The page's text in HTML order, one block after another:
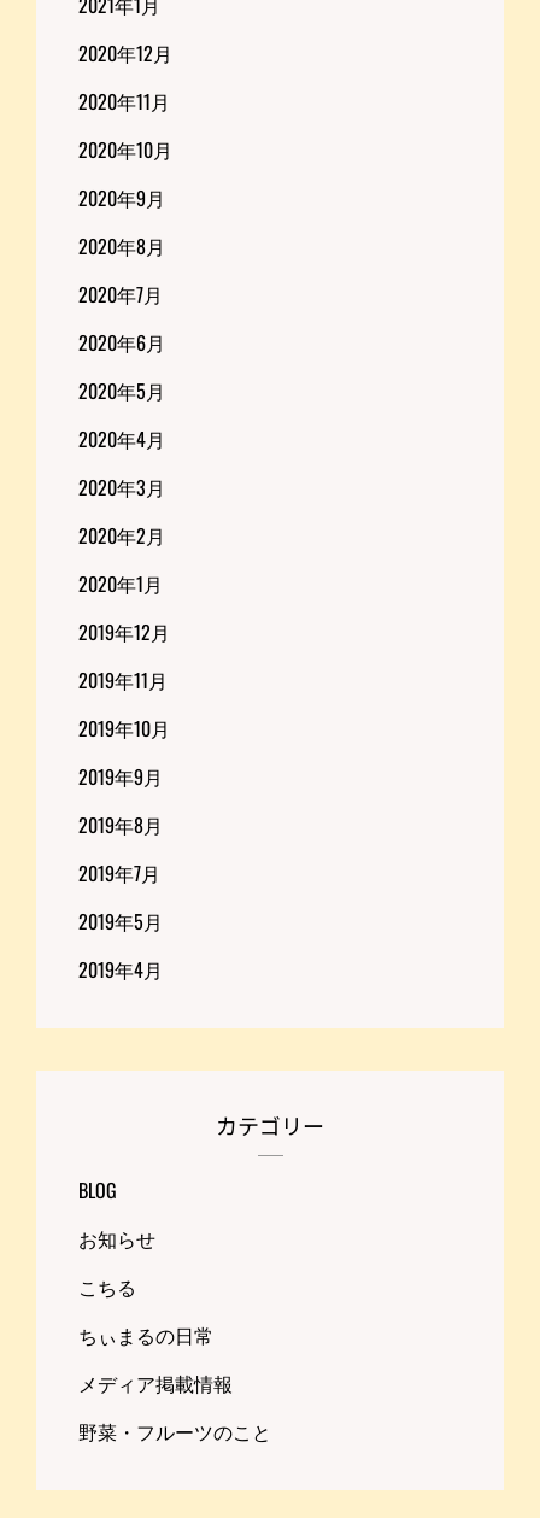
2020年12月
2020年11月
2020年10月
2020年9月
2020年8月
2020年7月
2020年6月
2020年5月
2020年4月
2020年3月
2020年2月
2020年1月
2019年12月
2019年11月
2019年10月
2019年9月
2019年8月
2019年7月
2019年5月
2019年4月
カテゴリー
BLOG
お知らせ
こちる
ちぃまるの日常
メディア掲載情報
野菜・フルーツのこと